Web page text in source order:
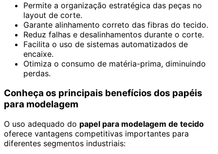
Permite a organização estratégica das peças no
layout de corte.
Garante alinhamento correto das fibras do tecido.
Reduz falhas e desalinhamentos durante o corte.
Facilita o uso de sistemas automatizados de
encaixe.
Otimiza o consumo de matéria-prima, diminuindo
perdas.
Conheça os principais benefícios dos papéis
para modelagem
O uso adequado do papel para modelagem de tecido
oferece vantagens competitivas importantes para
diferentes segmentos industriais: